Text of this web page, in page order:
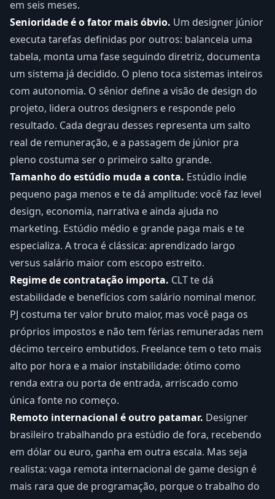
em seis meses.
Senioridade é o fator mais óbvio. Um designer júnior
executa tarefas definidas por outros: balanceia uma
tabela, monta uma fase seguindo diretriz, documenta
um sistema já decidido. O pleno toca sistemas inteiros
com autonomia. O sênior define a visão de design do
projeto, lidera outros designers e responde pelo
resultado. Cada degrau desses representa um salto
real de remuneração, e a passagem de júnior pra
pleno costuma ser o primeiro salto grande.
Tamanho do estúdio muda a conta. Estúdio indie
pequeno paga menos e te dá amplitude: você faz level
design, economia, narrativa e ainda ajuda no
marketing. Estúdio médio e grande paga mais e te
especializa. A troca é clássica: aprendizado largo
versus salário maior com escopo estreito.
Regime de contratação importa. CLT te dá
estabilidade e benefícios com salário nominal menor.
PJ costuma ter valor bruto maior, mas você paga os
próprios impostos e não tem férias remuneradas nem
décimo terceiro embutidos. Freelance tem o teto mais
alto por hora e a maior instabilidade: ótimo como
renda extra ou porta de entrada, arriscado como
única fonte no começo.
Remoto internacional é outro patamar. Designer
brasileiro trabalhando pra estúdio de fora, recebendo
em dólar ou euro, ganha em outra escala. Mas seja
realista: vaga remota internacional de game design é
mais rara que de programação, porque o trabalho do